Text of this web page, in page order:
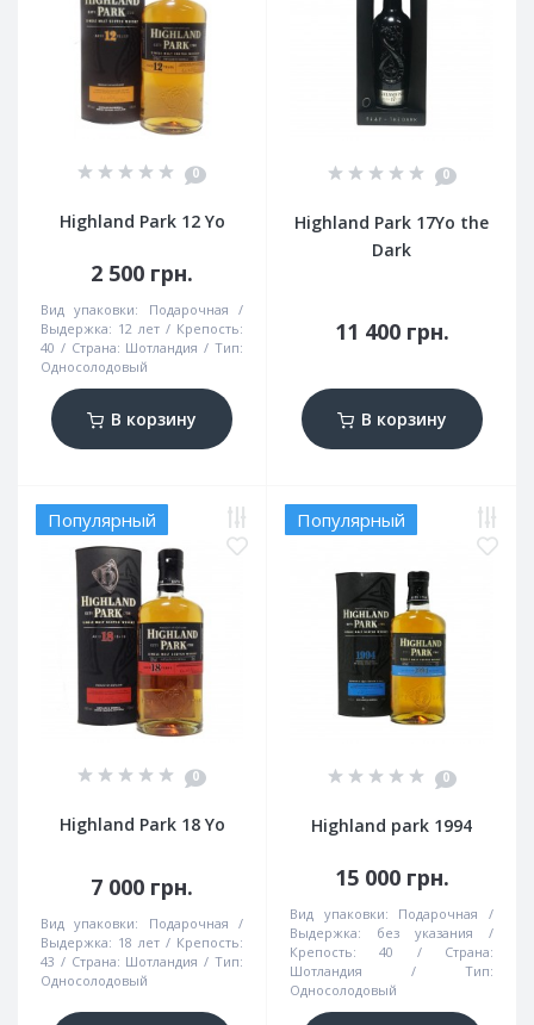
0
Highland Park 12 Yo
2 500 грн.
Вид упаковки:
Подарочная
Выдержка: 12 лет
Крепость:
40
Страна: Шотландия
Тип:
Односолодовый
В корзину
0
Highland Park 17Yo the
Dark
11 400 грн.
В корзину
Популярный
0
Highland Park 18 Yo
7 000 грн.
Вид упаковки:
Подарочная
Выдержка: 18 лет
Крепость:
43
Страна: Шотландия
Тип:
Односолодовый
Популярный
0
Highland park 1994
15 000 грн.
Вид упаковки:
Подарочная
Выдержка:
без указания
Крепость:
40
Страна:
Шотландия
Тип:
Односолодовый